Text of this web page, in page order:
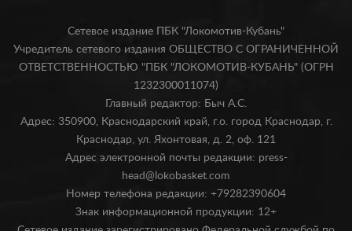
Сетевое издание ПБК "Локомотив-Кубань"
Учредитель сетевого издания ОБЩЕСТВО С ОГРАНИЧЕННОЙ
ОТВЕТСТВЕННОСТЬЮ "ПБК "ЛОКОМОТИВ-КУБАНЬ" (ОГРН
1232300011074)
Главный редактор: Быч А.С.
Адрес: 350900, Краснодарский край, г.о. город Краснодар, г.
Краснодар, ул. Яхонтовая, д. 2, оф. 121
Адрес электронной почты редакции: press-
head@lokobasket.com
Номер телефона редакции: +79282390604
Знак информационной продукции: 12+